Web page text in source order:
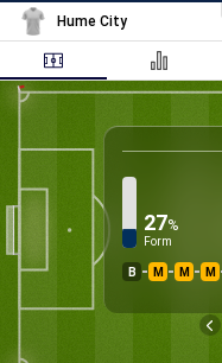
Hume City
27%
Form
B M M M